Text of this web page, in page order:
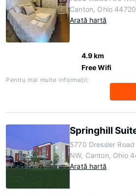
Canton, Ohio
Arată hartă
4.9 km
Free Wifi
Pentru mai multe informaţii:
Springhill
5770 Dressler Road
NW, Canton, Ohio
Arată hartă